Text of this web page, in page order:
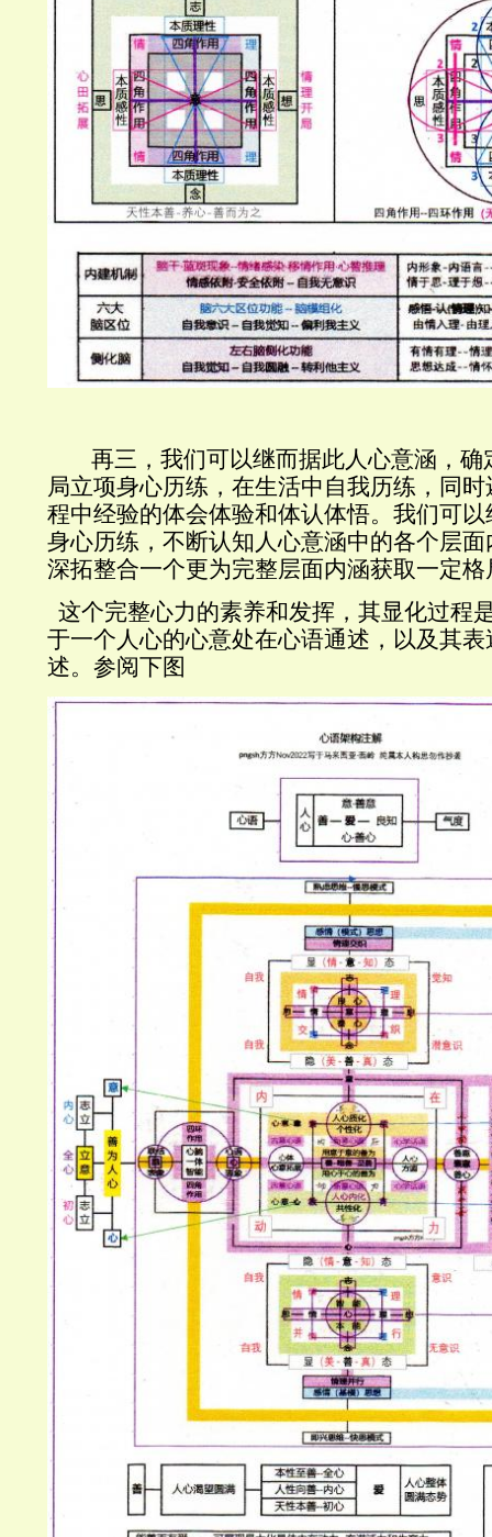
再三，我们可以继而据此人心意涵，确
局立项身心历练，在生活中自我历练，同
程中经验的体会体验和体认体悟。我们可
身心历练，不断认知人心意涵中的各个层
深拓整合一个更为完整层面内涵获取一定
这个完整心力的素养和发挥，其显化过程
于一个人心的心意处在心语通述，以及其
述。 参阅下图